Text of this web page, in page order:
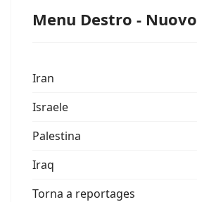
Menu Destro - Nuovo
Iran
Israele
Palestina
Iraq
Torna a reportages